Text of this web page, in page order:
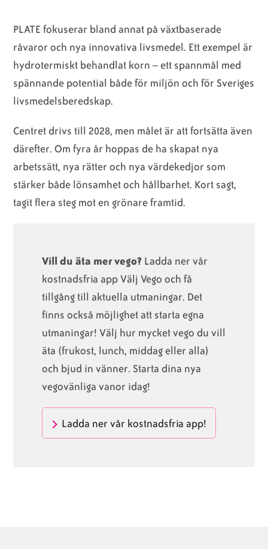
PLATE fokuserar bland annat på växtbaserade
råvaror och nya innovativa livsmedel. Ett exempel är
hydrotermiskt behandlat korn – ett spannmål med
spännande potential både för miljön och för Sveriges
livsmedelsberedskap.
Centret drivs till 2028, men målet är att fortsätta även
därefter. Om fyra år hoppas de ha skapat nya
arbetssätt, nya rätter och nya värdekedjor som
stärker både lönsamhet och hållbarhet. Kort sagt,
tagit flera steg mot en grönare framtid.
Vill du äta mer vego? Ladda ner vår
kostnadsfria app Välj Vego och få
tillgång till aktuella utmaningar. Det
finns också möjlighet att starta egna
utmaningar! Välj hur mycket vego du vill
äta (frukost, lunch, middag eller alla)
och bjud in vänner. Starta dina nya
vegovänliga vanor idag!
Ladda ner vår kostnadsfria app!